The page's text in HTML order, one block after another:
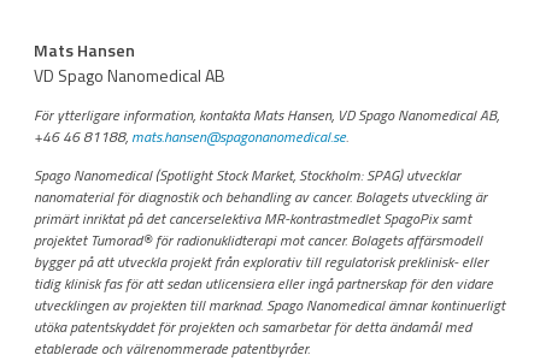
Mats Hansen
VD Spago Nanomedical AB
För ytterligare information, kontakta Mats Hansen, VD Spago Nanomedical AB,
+46 46 81188, mats.hansen@spagonanomedical.se.
Spago Nanomedical (Spotlight Stock Market, Stockholm: SPAG) utvecklar
nanomaterial för diagnostik och behandling av cancer. Bolagets utveckling är
primärt inriktat på det cancerselektiva MR-kontrastmedlet SpagoPix samt
projektet Tumorad® för radionuklidterapi mot cancer. Bolagets affärsmodell
bygger på att utveckla projekt från explorativ till regulatorisk preklinisk- eller
tidig klinisk fas för att sedan utlicensiera eller ingå partnerskap för den vidare
utvecklingen av projekten till marknad. Spago Nanomedical ämnar kontinuerligt
utöka patentskyddet för projekten och samarbetar för detta ändamål med
etablerade och välrenommerade patentbyråer.